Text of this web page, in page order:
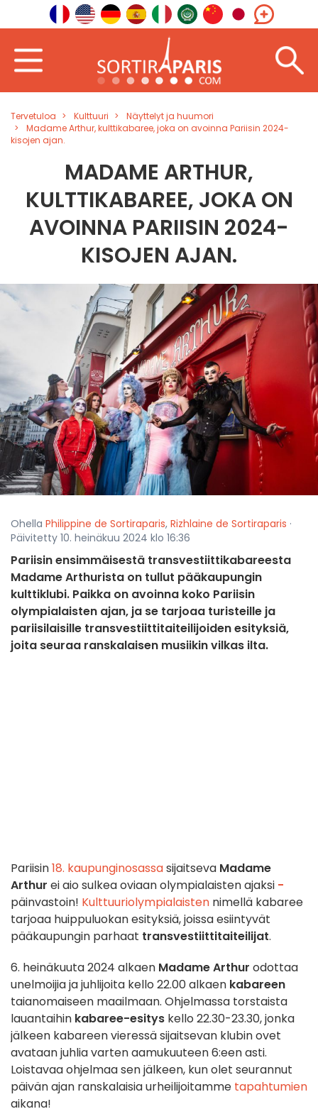
Tervetuloa Kulttuuri
Näyttelyt ja huumori
Madame Arthur, kulttikabaree, joka on avoinna Pariisin 2024-
kisojen ajan.
MADAME ARTHUR,
KULTTIKABAREE, JOKA ON
AVOINNA PARIISIN 2024-
KISOJEN AJAN.
Ohella Philippine de Sortiraparis, Rizhlaine de Sortiraparis ·
Päivitetty 10. heinäkuu 2024 klo 16:36
Pariisin ensimmäisestä transvestiittikabareesta
Madame Arthurista on tullut pääkaupungin
kulttiklubi. Paikka on avoinna koko Pariisin
olympialaisten ajan, ja se tarjoaa turisteille ja
pariisilaisille transvestiittitaiteilijoiden esityksiä,
joita seuraa ranskalaisen musiikin vilkas ilta.
Pariisin18. kaupunginosassasijaitseva Madame
Arthur ei aio sulkea oviaan olympialaisten ajaksi -
päinvastoin! Kulttuuriolympialaisten nimellä kabaree
tarjoaa huippuluokan esityksiä, joissa esiintyvät
pääkaupungin parhaat transvestiittitaiteilijat.
6. heinäkuuta 2024 alkaen Madame Arthur odottaa
unelmoijia ja juhlijoita kello 22.00 alkaen kabareen
taianomaiseen maailmaan. Ohjelmassa torstaista
lauantaihin kabaree-esitys kello 22.30-23.30, jonka
jälkeen kabareen vieressä sijaitsevan klubin ovet
avataan juhlia varten aamukuuteen 6:een asti.
Loistavaa ohjelmaa sen jälkeen, kun olet seurannut
päivän ajan ranskalaisia urheilijoitamme tapahtumien
aikana!